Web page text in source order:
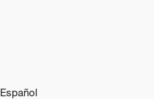
Español